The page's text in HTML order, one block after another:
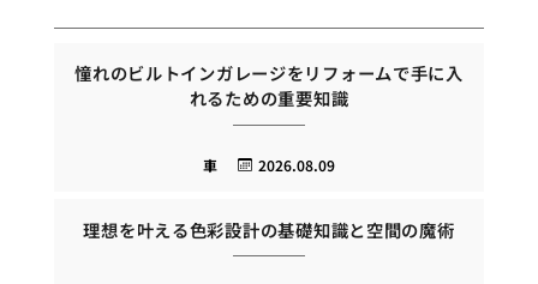
憧れのビルトインガレージをリフォームで手に入
れるための重要知識
2026.08.09
車
理想を叶える色彩設計の基礎知識と空間の魔術